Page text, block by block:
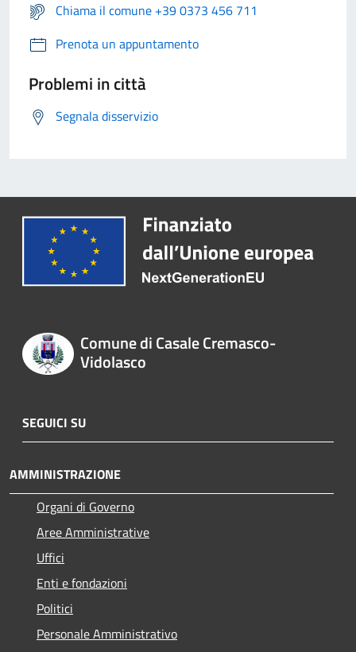
Chiama il comune +39 0373 456 711
Prenota un appuntamento
Problemi in città
Segnala disservizio
Comune di Casale Cremasco-
Vidolasco
SEGUICI SU
AMMINISTRAZIONE
Organi di Governo
Aree Amministrative
Uffici
Enti e fondazioni
Politici
Personale Amministrativo